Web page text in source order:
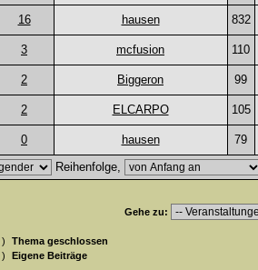
16 hausen 832
3 mcfusion 110
2 Biggeron 99
2 ELCARPO 105
0 hausen 79
Reihenfolge,
Gehe zu:
)
Thema geschlossen
) Eigene Beiträge